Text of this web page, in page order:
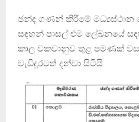
ඡන්ද ගණන් කිරීමේ මධ්‍යස්ථාන
සඳහන් පාසල් එම ලේඛනයේ
කාල වකවානුව තුළ පමණක්
වැඩිදුරටත් දන්වා සිටියි.